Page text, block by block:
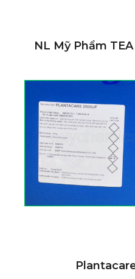
NL Mỹ Phẩm